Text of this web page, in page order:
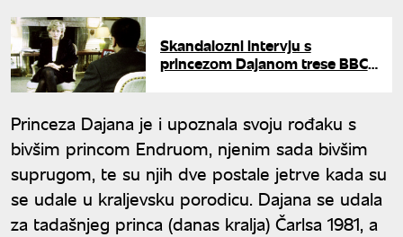
Skandalozni intervju s
princezom Dajanom trese BBC:
Princeza Dajana je i upoznala svoju rođaku s
bivšim princom Endruom, njenim sada bivšim
suprugom, te su njih dve postale jetrve kada su
se udale u kraljevsku porodicu. Dajana se udala
za tadašnjeg princa (danas kralja) Čarlsa 1981, a